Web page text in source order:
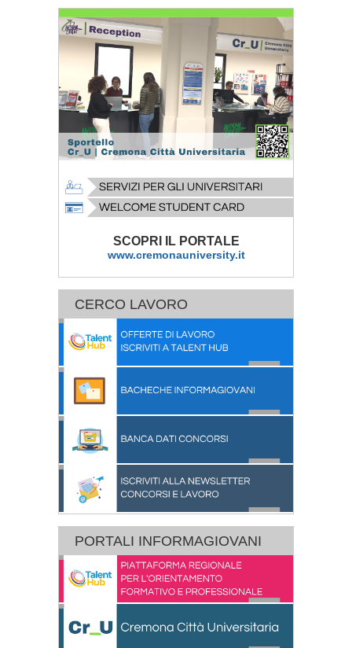
SCOPRI IL PORTALE
www.cremonauniversity.it
CERCO LAVORO
PORTALI INFORMAGIOVANI